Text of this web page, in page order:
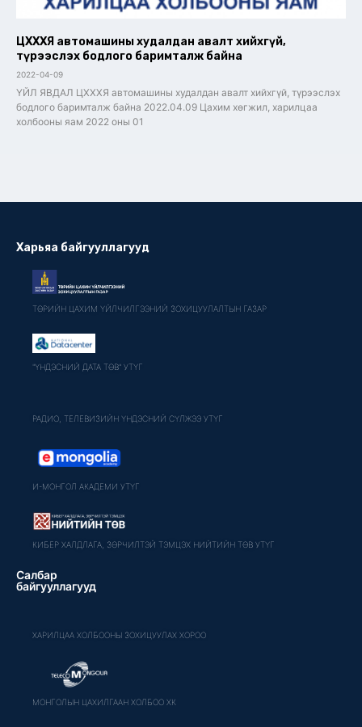
ЦХХХЯ автомашины худалдан авалт хийхгүй,
түрээслэх бодлого баримталж байна
2022-04-09
ҮЙЛ ЯВДАЛ ЦХХХЯ автомашины худалдан авалт хийхгүй, түрээслэх
бодлого баримталж байна 2022.04.09 Цахим хөгжил, харилцаа
холбооны яам 2022 оны 01
Харьяа байгууллагууд
ТӨРИЙН ЦАХИМ ҮЙЛЧИЛГЭЭНИЙ ЗОХИЦУУЛАЛТЫН ГАЗАР
"ҮНДЭСНИЙ ДАТА ТӨВ" УТҮГ
РАДИО, ТЕЛЕВИЗИЙН ҮНДЭСНИЙ СҮЛЖЭЭ УТҮГ
И-МОНГОЛ АКАДЕМИ УТҮГ
КИБЕР ХАЛДЛАГА, ЗӨРЧИЛТЭЙ ТЭМЦЭХ НИЙТИЙН ТӨВ УТҮГ
Салбар
байгууллагууд
ХАРИЛЦАА ХОЛБООНЫ ЗОХИЦУУЛАХ ХОРОО
МОНГОЛЫН ЦАХИЛГААН ХОЛБОО ХК